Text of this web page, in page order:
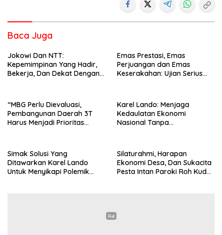
Baca Juga
Jokowi Dan NTT:
Kepemimpinan Yang Hadir,
Bekerja, Dan Dekat Dengan
Emas Prestasi, Emas
Perjuangan dan Emas
Keserakahan: Ujian Serius
“MBG Perlu Dievaluasi,
Pembangunan Daerah 3T
Harus Menjadi Prioritas
Karel Lando: Menjaga
Kedaulatan Ekonomi
Nasional Tanpa
Simak Solusi Yang
Ditawarkan Karel Lando
Untuk Menyikapi Polemik
Silaturahmi, Harapan
Ekonomi Desa, Dan Sukacita
Pesta Intan Paroki Roh Kudus